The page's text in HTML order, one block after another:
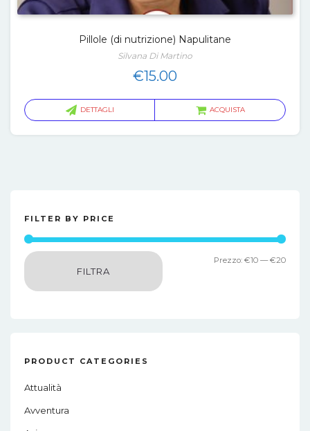
Pillole (di nutrizione) Napulitane
Silvana Di Martino
€15.00
DETTAGLI ACQUISTA
FILTER BY PRICE
FILTRA
Prezzo: €10 —€20
PRODUCT CATEGORIES
Attualità
Avventura